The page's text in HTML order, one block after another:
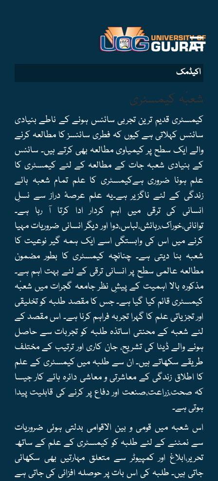
اکیڈمک
شعبٔہ کیمسٹری
کیمسٹری قدیم ترین تجربی سائنس ہونے کے ناطے بنیادی
سائنس کہلاتی ہے کیوں کہ فطری سائنسز کا مطالعہ کرنے
والے ایک سطح پر کیمیاوی مطالعہ بھی کرتے ہیں۔ سائنس
کے بنیادی شعبہ جات کے مطالعہ کے لئے کیمسٹری کا
علم ہونا ضروری ہےکیمسٹری کا علم تمام شعبہ ہائے
زندگی کے لئے ناگزیر ہے۔یہ علم عرصۂ دراز سے نسلِ
انسانی کی ترقی میں اہم کردار ادا کرتا آ رہا ہے۔
توانائی،خوراک،رہائش،لباس،دوا اور دیگر انسانی ضروریات مہیا
کرنے میں اس کی وابستگی اسے ایک ہمہ گیر نوعیت کا
شعبہ بنا دیتی ہے۔ چنانچہ کیمسٹری کا بطور مضمون
مطالعہ عالمی سطح پر انسانی ترقی کے لئے بہت اہم ہے۔
مذکورہ بالا اہمیت کے پیشِ نظر جامعہ گجرات میں شعبٔہ
کیمسٹری قائم کیا گیا ہے۔ جس کا مقصد طلبہ کو تخلیقی
اور تجزیاتی علم کا گہرا تجربہ فراہم کرنا ہے۔ اس مقصد کے
لئے شعبہ کے محنتی اساتذہ طلبہ کو تجربات سے حاصل
ہونے والے ڈیٹا کی تشریح، جان کاری اور ترتیب کے مختلف
طریقے سکھاتے ہیں۔ ان سے طلبہ میں کیمسٹری کے علم
کا اطلاق زندگی کے معاشرتی و معاشی دائرہ ہائے کار جیسا
کہ صحت،زراعت،صنعت اور دفاع پر کرنے کی قابلیت پیدا
ہوتی ہے۔
اس شعبہ میں قومی و بین الاقوامی بدلتی ہوئی ضروریات
سے نمٹنے کے لئے طلبہ کو کیمسٹری کے علم کے ساتھ
تحریر،ابلاغ اور کمپیوٹر سے متعلق مہارتیں بھی سکھائی
جاتی ہیں۔ طلبہ کی اس بات پر حوصلہ افزائی کی جاتی ہے